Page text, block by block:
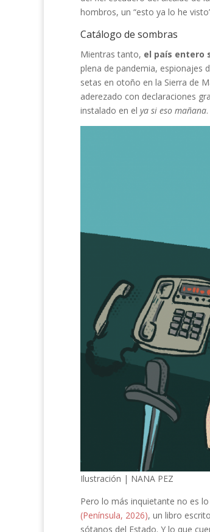
hombros, un “esto ya lo he
Catálogo de sombras
Mientras tanto, el país entero
plena de pandemia, espionajes
setas en otoño en la Sierra de
aderezado con declaraciones
instalado en el ya si eso mañana.
Ilustración | NANA PEZ
Pero lo más inquietante no es
(Península, 2026), un libro
sótanos del Estado. Y lo que